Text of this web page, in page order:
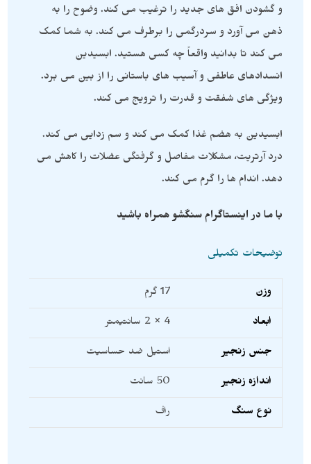
و گشودن افق های جدید را ترغیب می کند. وضوح را به
ذهن می آورد و سردرگمی را برطرف می کند. به شما کمک
می کند تا بدانید واقعاً چه کسی هستید. ابسیدین
انسدادهای عاطفی و آسیب های باستانی را از بین می برد.
ویژگی های شفقت و قدرت را ترویج می کند.
ابسیدین به هضم غذا کمک می کند و سم زدایی می کند.
درد آرتریت، مشکلات مفاصل و گرفتگی عضلات را کاهش می
دهد. اندام ها را گرم می کند.
با ما در اینستاگرام سنگشو همراه باشید
توضیحات تکمیلی
وزن 17 گرم
ابعاد 4 × 2 سانتیمتر
جنس زنجیر استیل ضد حساسیت
اندازه زنجیر 50 سانت
نوع سنگ راف